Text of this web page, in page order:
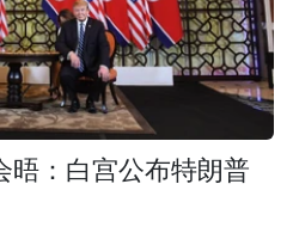
晤：白宫公布特朗普